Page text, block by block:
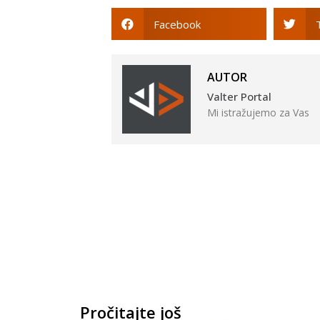
Facebook
AUTOR
Valter Portal
Mi istražujemo za Vas
Pročitajte još